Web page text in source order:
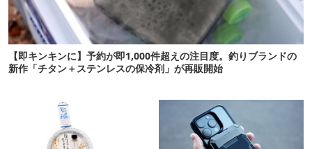
【即キンキンに】予約が即1,000件超えの注目度。釣りブランドの
新作「チタン＋ステンレスの保冷剤」が再販開始